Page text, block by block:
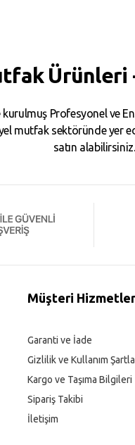
Ürünleri
Profesyonel
mutfak sektöründe yer
satın alabilirsiniz.
Müşteri
Garanti ve İade
Gizlilik ve Kullanım
Kargo ve Taşıma Bilgileri
Sipariş Takibi
İletişim